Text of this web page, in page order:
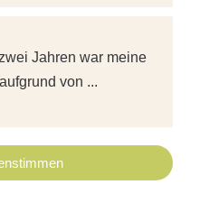
Jahren war meine
von ...